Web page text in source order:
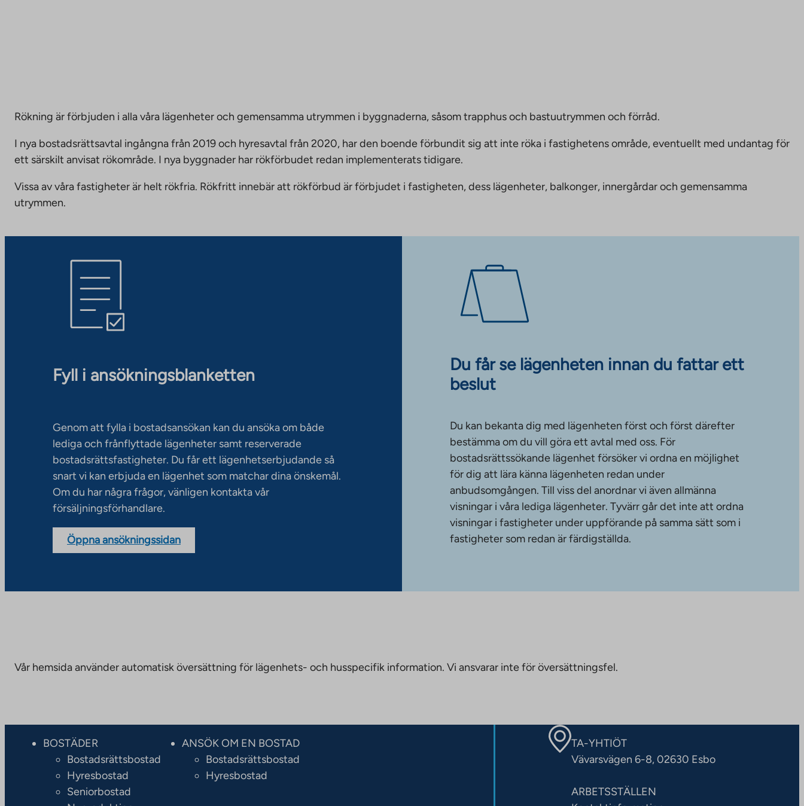
Rökning är förbjuden i alla våra lägenheter och gemensamma utrymmen i byggnaderna, såsom trapphus och bastuutrymmen och förråd.
I nya bostadsrättsavtal ingångna från 2019 och hyresavtal från 2020, har den boende förbundit sig att inte röka i fastighetens område, eventuellt med undantag för
ett särskilt anvisat rökområde. I nya byggnader har rökförbudet redan implementerats tidigare.
Vissa av våra fastigheter är helt rökfria. Rökfritt innebär att rökförbud är förbjudet i fastigheten, dess lägenheter, balkonger, innergårdar och gemensamma
utrymmen.
Fyll i ansökningsblanketten
Genom att fylla i bostadsansökan kan du ansöka om både
lediga och frånflyttade lägenheter samt reserverade
bostadsrättsfastigheter. Du får ett lägenhetserbjudande så
snart vi kan erbjuda en lägenhet som matchar dina önskemål.
Om du har några frågor, vänligen kontakta vår
försäljningsförhandlare.
Öppna ansökningssidan
Du får se lägenheten innan du fattar ett
beslut
Du kan bekanta dig med lägenheten först och först därefter
bestämma om du vill göra ett avtal med oss. För
bostadsrättssökande lägenhet försöker vi ordna en möjlighet
för dig att lära känna lägenheten redan under
anbudsomgången. Till viss del anordnar vi även allmänna
visningar i våra lediga lägenheter. Tyvärr går det inte att ordna
visningar i fastigheter under uppförande på samma sätt som i
fastigheter som redan är färdigställda.
Vår hemsida använder automatisk översättning för lägenhets- och husspecifik information. Vi ansvarar inte för översättningsfel.
BOSTÄDER
Bostadsrättsbostad
Hyresbostad
Seniorbostad
ANSÖK OM EN BOSTAD
Bostadsrättsbostad
Hyresbostad
TA-YHTIÖT
Vävarsvägen 6-8, 02630 Esbo
ARBETSSTÄLLEN